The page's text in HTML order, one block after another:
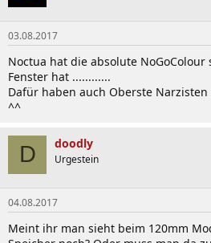
03.08.2017
Noctua hat die absolute NoGoColour
Fenster hat ............
Dafür haben auch Oberste
^^
D doodly
Urgestein
04.08.2017
Meint ihr man sieht beim 120mm